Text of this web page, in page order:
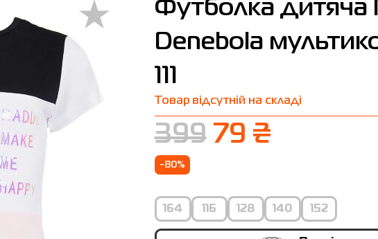
Футболка дитяча
Denebola
Товар відсутній на складі
399 79 ₴
-80%
164 116 128 140 152